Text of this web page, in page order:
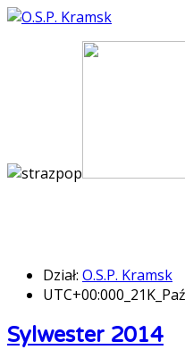
Dział: O.S.P. Kramsk
Sylwester 2014